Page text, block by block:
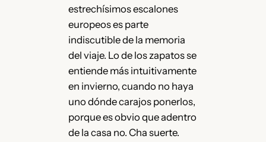
estrechísimos escalones
europeos es parte
indiscutible de la memoria
del viaje. Lo de los zapatos se
entiende más intuitivamente
en invierno, cuando no haya
uno dónde carajos ponerlos,
porque es obvio que adentro
de la casa no. Cha suerte.